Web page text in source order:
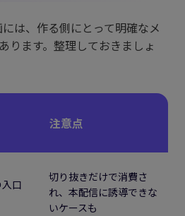
は、作る側にとって明確なメ
ります。整理しておきましょ
注意点
口
切り抜きだけで消費さ
れ、本配信に誘導できな
いケースも